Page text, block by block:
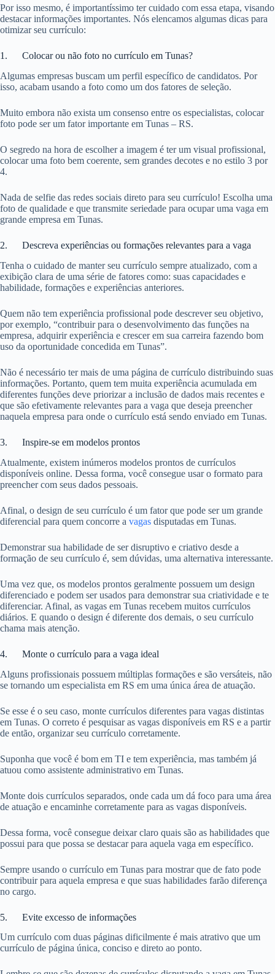
Por isso mesmo, é importantíssimo ter cuidado com essa etapa, visando
destacar informações importantes. Nós elencamos algumas dicas para
otimizar seu currículo:
1. Colocar ou não foto no currículo em Tunas?
Algumas empresas buscam um perfil específico de candidatos. Por
isso, acabam usando a foto como um dos fatores de seleção.
Muito embora não exista um consenso entre os especialistas, colocar
foto pode ser um fator importante em Tunas – RS.
O segredo na hora de escolher a imagem é ter um visual profissional,
colocar uma foto bem coerente, sem grandes decotes e no estilo 3 por
4.
Nada de selfie das redes sociais direto para seu currículo! Escolha uma
foto de qualidade e que transmite seriedade para ocupar uma vaga em
grande empresa em Tunas.
2. Descreva experiências ou formações relevantes para a vaga
Tenha o cuidado de manter seu currículo sempre atualizado, com a
exibição clara de uma série de fatores como: suas capacidades e
habilidade, formações e experiências anteriores.
Quem não tem experiência profissional pode descrever seu objetivo,
por exemplo, “contribuir para o desenvolvimento das funções na
empresa, adquirir experiência e crescer em sua carreira fazendo bom
uso da oportunidade concedida em Tunas”.
Não é necessário ter mais de uma página de currículo distribuindo suas
informações. Portanto, quem tem muita experiência acumulada em
diferentes funções deve priorizar a inclusão de dados mais recentes e
que são efetivamente relevantes para a vaga que deseja preencher
naquela empresa para onde o currículo está sendo enviado em Tunas.
3. Inspire-se em modelos prontos
Atualmente, existem inúmeros modelos prontos de currículos
disponíveis online. Dessa forma, você consegue usar o formato para
preencher com seus dados pessoais.
Afinal, o design de seu currículo é um fator que pode ser um grande
diferencial para quem concorre a vagas disputadas em Tunas.
Demonstrar sua habilidade de ser disruptivo e criativo desde a
formação de seu currículo é, sem dúvidas, uma alternativa interessante.
Uma vez que, os modelos prontos geralmente possuem um design
diferenciado e podem ser usados para demonstrar sua criatividade e te
diferenciar. Afinal, as vagas em Tunas recebem muitos currículos
diários. E quando o design é diferente dos demais, o seu currículo
chama mais atenção.
4. Monte o currículo para a vaga ideal
Alguns profissionais possuem múltiplas formações e são versáteis, não
se tornando um especialista em RS em uma única área de atuação.
Se esse é o seu caso, monte currículos diferentes para vagas distintas
em Tunas. O correto é pesquisar as vagas disponíveis em RS e a partir
de então, organizar seu currículo corretamente.
Suponha que você é bom em TI e tem experiência, mas também já
atuou como assistente administrativo em Tunas.
Monte dois currículos separados, onde cada um dá foco para uma área
de atuação e encaminhe corretamente para as vagas disponíveis.
Dessa forma, você consegue deixar claro quais são as habilidades que
possui para que possa se destacar para aquela vaga em específico.
Sempre usando o currículo em Tunas para mostrar que de fato pode
contribuir para aquela empresa e que suas habilidades farão diferença
no cargo.
5. Evite excesso de informações
Um currículo com duas páginas dificilmente é mais atrativo que um
currículo de página única, conciso e direto ao ponto.